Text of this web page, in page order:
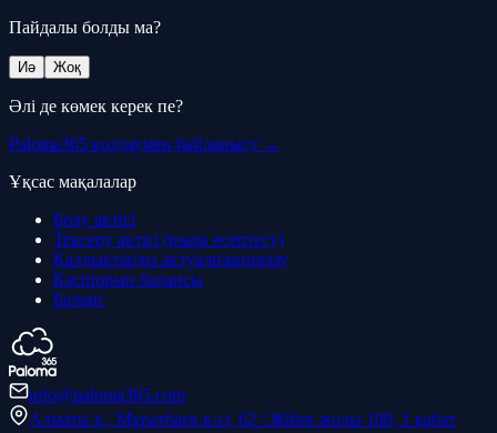
Пайдалы болды ма?
Иә Жоқ
Әлі де көмек керек пе?
Paloma365 қолдаумен байланысу →
Ұқсас мақалалар
Бөлу актісі
Тексеру актісі (өзара есептесу)
Қалдықтарды актуализациялау
Кәсіпорын балансы
Баланс
info@paloma365.com
Алматы қ., Мұратбаев к-сі, 62 / Жібек жолы 188, 1 қабат